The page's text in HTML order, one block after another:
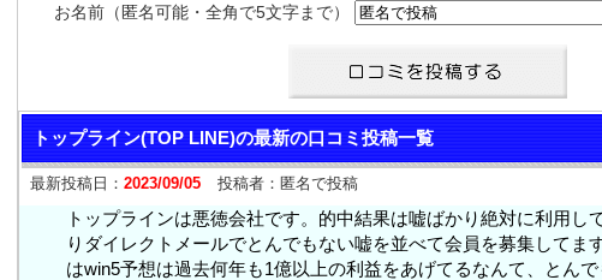
お名前（匿名可能・全角で5文字まで）
トップライン(TOP LINE)の最新の口コミ投稿一覧
最新投稿日： 2023/09/05 投稿者： 匿名で投稿
トップラインは悪徳会社です。的中結果は嘘ばかり絶対に利用し
りダイレクトメールでとんでもない嘘を並べて会員を募集してま
はwin5予想は過去何年も1億以上の利益をあげてるなんて、とんで